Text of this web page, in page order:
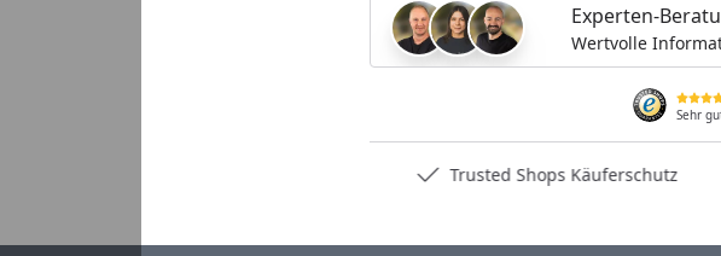
Experten-
Wertvolle
Sehr
Trusted Shops Käuferschutz